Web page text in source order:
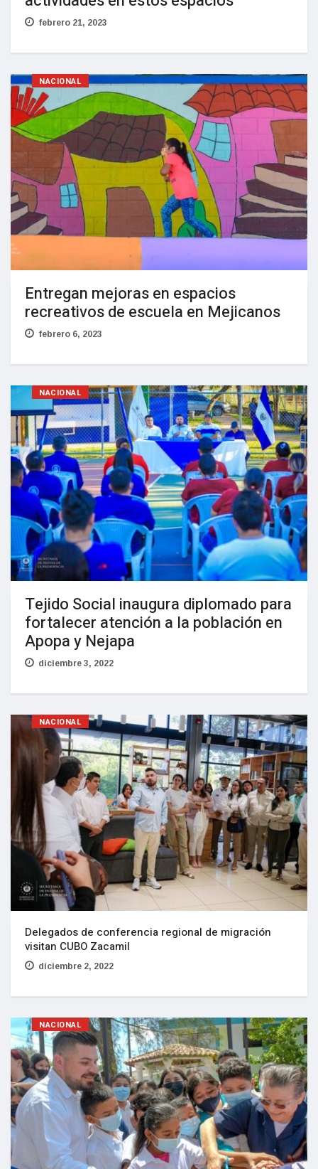
febrero 21, 2023
NACIONAL
Entregan mejoras en espacios
recreativos de escuela en Mejicanos
febrero 6, 2023
NACIONAL
Tejido Social inaugura diplomado para
fortalecer atención a la población en
Apopa y Nejapa
diciembre 3, 2022
NACIONAL
Delegados de conferencia regional de migración
visitan CUBO Zacamil
diciembre 2, 2022
NACIONAL